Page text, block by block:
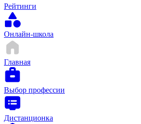
Рейтинги
Онлайн-школа
Главная
Выбор профессии
Дистанционка